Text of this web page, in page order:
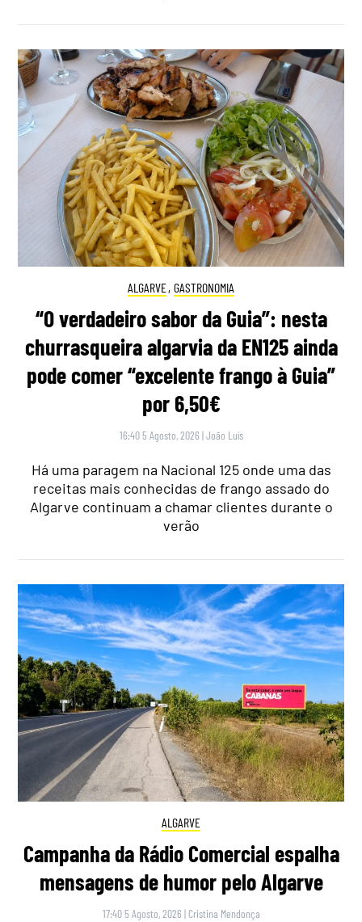
ALGARVE, GASTRONOMIA
“O verdadeiro sabor da Guia”: nesta
churrasqueira algarvia da EN125 ainda
pode comer “excelente frango à Guia”
por 6,50€
16:40 5 Agosto, 2026 |João Luís
Há uma paragem na Nacional 125 onde uma das
receitas mais conhecidas de frango assado do
Algarve continuam a chamar clientes durante o
verão
ALGARVE
Campanha da Rádio Comercial espalha
mensagens de humor pelo Algarve
17:40 5 Agosto, 2026 | Cristina Mendonça